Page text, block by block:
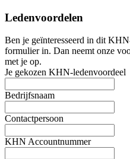
Ledenvoordelen
Ben je geïnteresseerd in dit
formulier in. Dan neemt onze
met je op.
Je gekozen KHN-ledenvoordeel
Bedrijfsnaam
Contactpersoon
KHN Accountnummer